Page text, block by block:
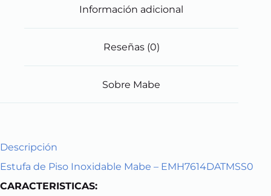
Información adicional
Reseñas (0)
Sobre Mabe
Descripción
Estufa de Piso Inoxidable Mabe – EMH7614DATMSS0
CARACTERISTICAS: